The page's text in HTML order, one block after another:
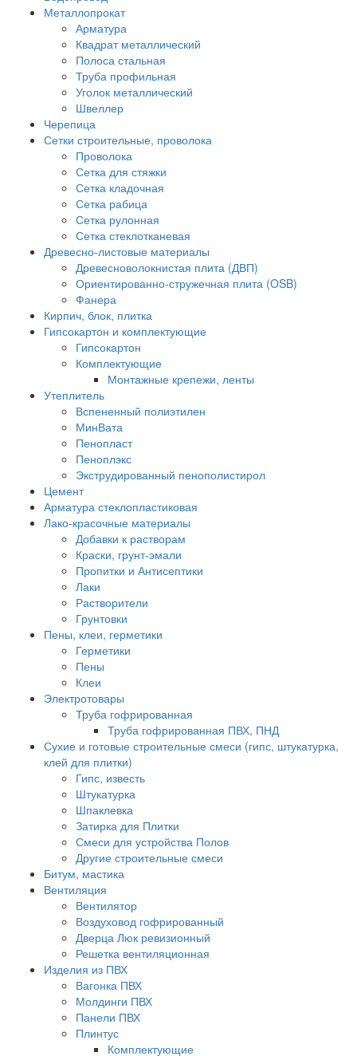
Металлопрокат
Арматура
Квадрат металлический
Полоса стальная
Труба профильная
Уголок металлический
Швеллер
Черепица
Сетки строительные, проволока
Проволока
Сетка для стяжки
Сетка кладочная
Сетка рабица
Сетка рулонная
Сетка стеклотканевая
Древесно-листовые материалы
Древесноволокнистая плита (ДВП)
Ориентированно-стружечная плита (OSB)
Фанера
Кирпич, блок, плитка
Гипсокартон и комплектующие
Гипсокартон
Комплектующие
Монтажные крепежи, ленты
Утеплитель
Вспененный полиэтилен
МинВата
Пенопласт
Пеноплэкс
Экструдированный пенополистирол
Цемент
Арматура стеклопластиковая
Лако-красочные материалы
Добавки к растворам
Краски, грунт-эмали
Пропитки и Антисептики
Лаки
Растворители
Грунтовки
Пены, клеи, герметики
Герметики
Пены
Клеи
Электротовары
Труба гофрированная
Труба гофрированная ПВХ, ПНД
Сухие и готовые строительные смеси (гипс, штукатурка,
клей для плитки)
Гипс, известь
Штукатурка
Шпаклевка
Затирка для Плитки
Смеси для устройства Полов
Другие строительные смеси
Битум, мастика
Вентиляция
Вентилятор
Воздуховод гофрированный
Дверца Люк ревизионный
Решетка вентиляционная
Изделия из ПВХ
Вагонка ПВХ
Молдинги ПВХ
Панели ПВХ
Плинтус
Комплектующие